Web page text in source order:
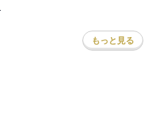
もっと見る